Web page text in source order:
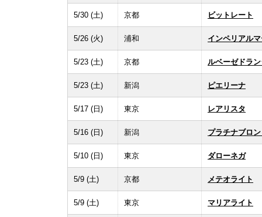
5/30 (土) 京都 ビットレート
5/26 (火) 浦和 インペリアル
5/23 (土) 京都 ルベーゼドラ
5/23 (土) 新潟 ピエリーナ
5/17 (日) 東京 レアリスタ
5/16 (日) 新潟 プラチナブロ
5/10 (日) 東京 ダローネガ
5/9 (土) 京都 メテオライト
5/9 (土) 東京 マリアライト